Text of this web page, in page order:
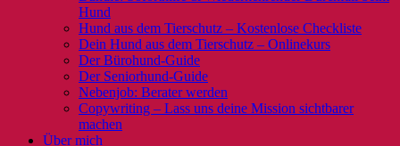
Hund
Hund aus dem Tierschutz – Kostenlose Checkliste
Dein Hund aus dem Tierschutz – Onlinekurs
Der Bürohund-Guide
Der Seniorhund-Guide
Nebenjob: Berater werden
Copywriting – Lass uns deine Mission sichtbarer
machen
Über mich